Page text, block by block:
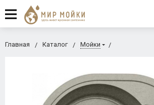
Главная Каталог Мойки